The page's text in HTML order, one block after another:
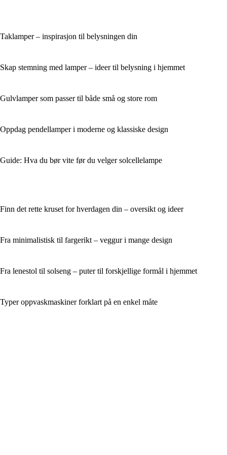
Taklamper – inspirasjon til belysningen din
Skap stemning med lamper – ideer til belysning i hjemmet
Gulvlamper som passer til både små og store rom
Oppdag pendellamper i moderne og klassiske design
Guide: Hva du bør vite før du velger solcellelampe
Finn det rette kruset for hverdagen din – oversikt og ideer
Fra minimalistisk til fargerikt – veggur i mange design
Fra lenestol til solseng – puter til forskjellige formål i hjemmet
Typer oppvaskmaskiner forklart på en enkel måte